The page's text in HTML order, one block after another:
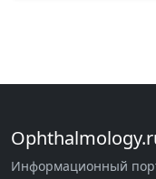
Информационный